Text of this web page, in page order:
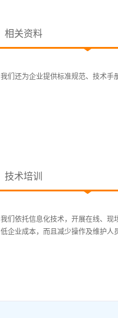
相关资料
我们还为企业提供标准规范、技术手
技术培训
我们依托信息化技术，开展在线、现
低企业成本，而且减少操作及维护人